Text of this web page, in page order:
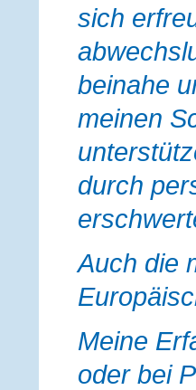
sich
beinahe
meinen
durch
Auch die
Meine
oder bei